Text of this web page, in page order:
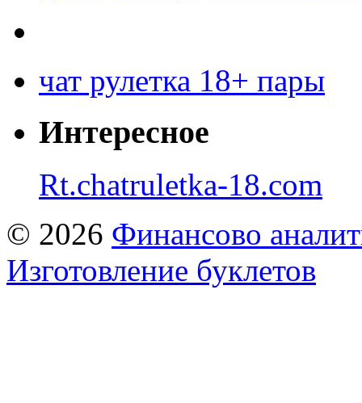
чат рулетка 18+ пары
Интересное
Rt.chatruletka-18.com
© 2026 Финансово
Изготовление буклетов